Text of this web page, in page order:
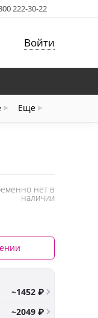
222-30-22
Войти
Еще
нет в
наличии
~1452 ₽
~2049 ₽